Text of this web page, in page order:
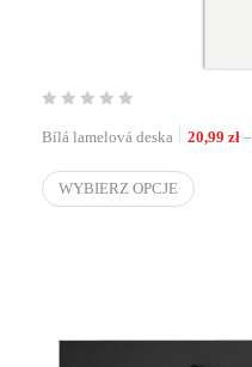
Bílá lamelová deska 20,99 zł –
WYBIERZ OPCJE